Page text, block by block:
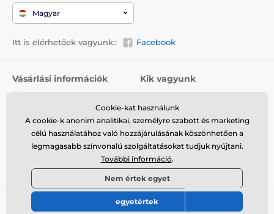
Magyar
Itt is elérhetőek vagyunk:: Facebook
Vásárlási információk
Szállítás
Visszaküldés és reklamáció
Kik vagyunk
Elérhetőségek
Együttműködés a
Galamodinóval
© 2026 www.galamodino.hu ⦁ Webshop szolgáltatónk a
Cookie-kat használunk
A cookie-k anonim analitikai, személyre szabott és marketing
célú használatához való hozzájárulásának köszönhetően a
legmagasabb színvonalú szolgáltatásokat tudjuk nyújtani.
További információ.
Nem értek egyet
egyetértek